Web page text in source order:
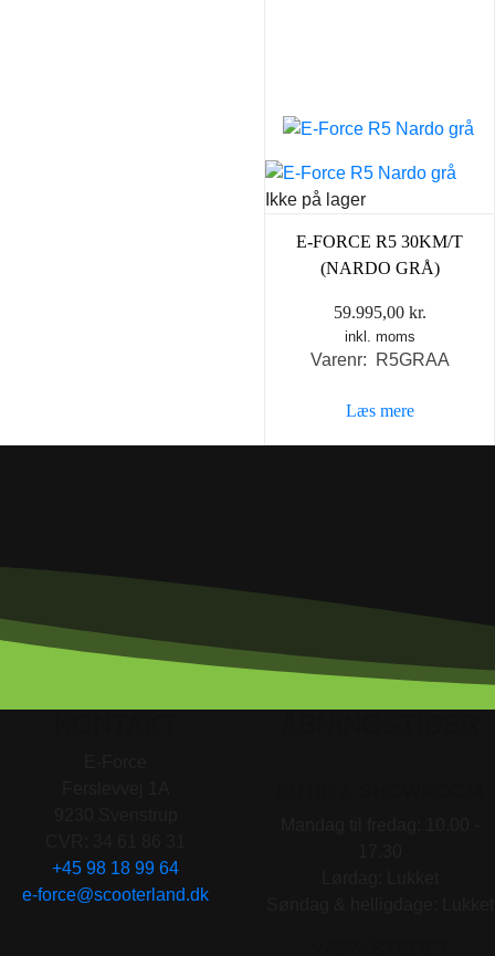
Ikke på lager
E-FORCE R5 30KM/T
(NARDO GRÅ)
59.995,00 kr.
inkl. moms
Varenr: R5GRAA
Læs mere
+45 98 18 99 64
e-force@scooterland.dk